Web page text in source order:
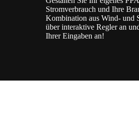
Stromverbrauch und Ihre
Kombination aus Wind- und
über interaktive Regler an
Ihrer Eingaben an!